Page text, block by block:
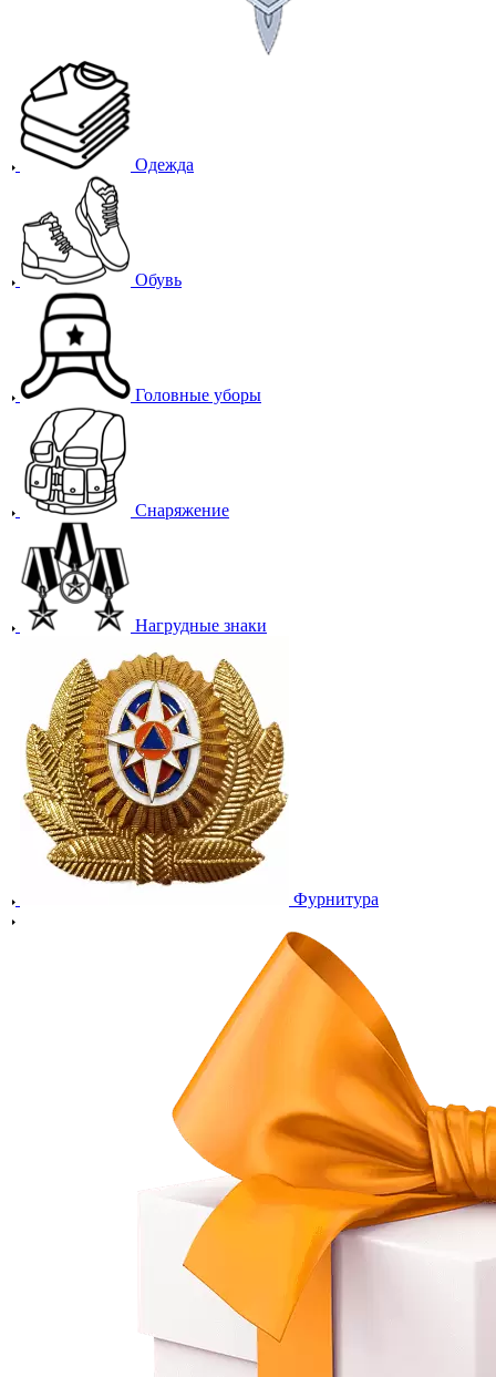
Одежда
Обувь
Головные уборы
Снаряжение
Нагрудные знаки
Фурнитура